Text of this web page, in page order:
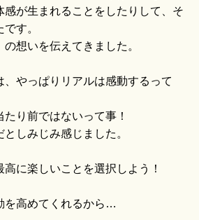
感が生まれることをしたりして、そ
す。
想いを伝えてきました。
、やっぱりリアルは感動するって
り前ではないって事！
しみじみ感じました。
に楽しいことを選択しよう！
を高めてくれるから…